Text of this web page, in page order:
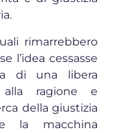
rimarrebbero
l’idea cessasse
di una libera
alla ragione e
della giustizia
la macchina